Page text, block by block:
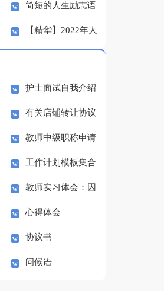
录集合47条
简短的人生励志语
录大集合56句
【精华】2022年人
护士面试自我介绍
(汇编15篇)
有关店铺转让协议
书3篇教师中级职称申请
书 工作计划模板集合
七篇教师实习体会：因
材施教心得体会
协议书
问候语